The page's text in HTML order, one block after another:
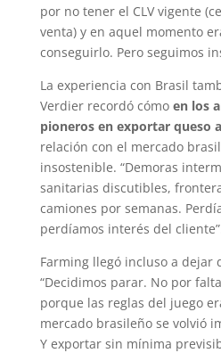
por no tener el CLV vigente
venta) y en aquel momento
conseguirlo. Pero seguimos
La experiencia con Brasil
Verdier recordó cómo en los
pioneros en exportar queso
relación con el mercado
insostenible. “Demoras
sanitarias discutibles,
camiones por semanas.
perdíamos interés del
Farming llegó incluso a dejar
“Decidimos parar. No por
porque las reglas del juego
mercado brasileño se volvió
Y exportar sin mínima